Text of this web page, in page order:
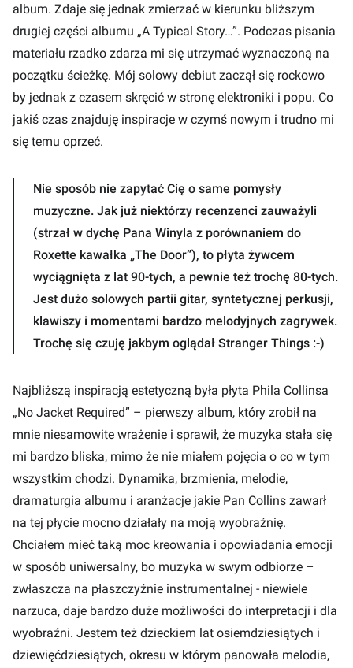
album. Zdaje się jednak zmierzać w kierunku bliższym
drugiej części albumu „A Typical Story…”. Podczas pisania
materiału rzadko zdarza mi się utrzymać wyznaczoną na
początku ścieżkę. Mój solowy debiut zaczął się rockowo
by jednak z czasem skręcić w stronę elektroniki i popu. Co
jakiś czas znajduję inspiracje w czymś nowym i trudno mi
się temu oprzeć.
Nie sposób nie zapytać Cię o same pomysły
muzyczne. Jak już niektórzy recenzenci zauważyli
(strzał w dychę Pana Winyla z porównaniem do
Roxette kawałka „The Door”), to płyta żywcem
wyciągnięta z lat 90-tych, a pewnie też trochę 80-tych.
Jest dużo solowych partii gitar, syntetycznej perkusji,
klawiszy i momentami bardzo melodyjnych zagrywek.
Trochę się czuję jakbym oglądał Stranger Things :-)
Najbliższą inspiracją estetyczną była płyta Phila Collinsa
„No Jacket Required” – pierwszy album, który zrobił na
mnie niesamowite wrażenie i sprawił, że muzyka stała się
mi bardzo bliska, mimo że nie miałem pojęcia o co w tym
wszystkim chodzi. Dynamika, brzmienia, melodie,
dramaturgia albumu i aranżacje jakie Pan Collins zawarł
na tej płycie mocno działały na moją wyobraźnię.
Chciałem mieć taką moc kreowania i opowiadania emocji
w sposób uniwersalny, bo muzyka w swym odbiorze –
zwłaszcza na płaszczyźnie instrumentalnej - niewiele
narzuca, daje bardzo duże możliwości do interpretacji i dla
wyobraźni. Jestem też dzieckiem lat osiemdziesiątych i
dziewięćdziesiątych, okresu w którym panowała melodia,